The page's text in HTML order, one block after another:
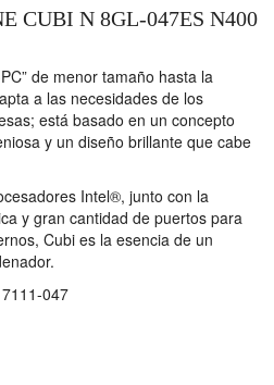
CUBI N 8GL-047ES N400
de menor tamaño hasta la
a las necesidades de los
está basado en un concepto
y un diseño brillante que cabe
Intel®, junto con la
y gran cantidad de puertos para
Cubi es la esencia de un
047